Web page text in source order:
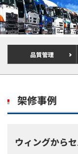
品質管理
架修事例
ウィングから